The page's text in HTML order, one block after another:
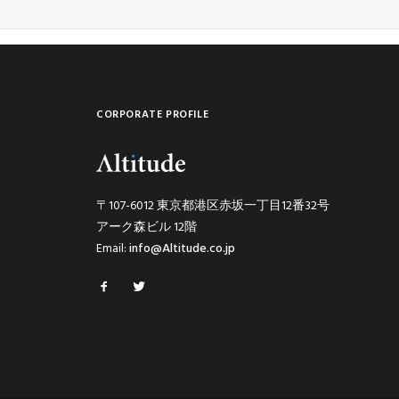
CORPORATE PROFILE
〒107-6012 東京都港区赤坂一丁目12番32号
アーク森ビル 12階
Email:info@Altitude.co.jp